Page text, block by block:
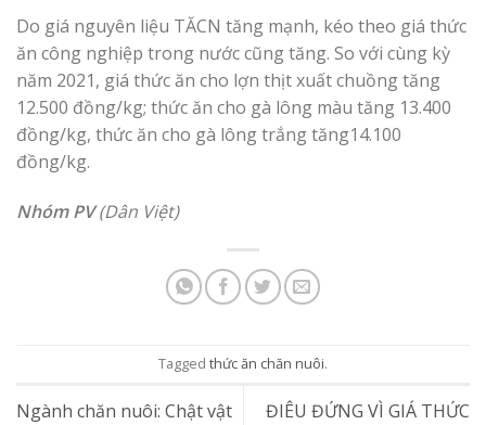
Do giá nguyên liệu TĂCN tăng mạnh, kéo theo giá thức
ăn công nghiệp trong nước cũng tăng. So với cùng kỳ
năm 2021, giá thức ăn cho lợn thịt xuất chuồng tăng
12.500 đồng/kg; thức ăn cho gà lông màu tăng 13.400
đồng/kg, thức ăn cho gà lông trắng tăng14.100
đồng/kg.
Nhóm PV(Dân Việt)
Tagged thức ăn chăn nuôi.
Ngành chăn nuôi: Chật vật
ĐIÊU ĐỨNG VÌ GIÁ THỨC